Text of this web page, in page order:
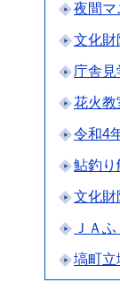
夜間
文化財
庁舎見
花火教
令和4
鮎釣
文化財
ＪＡ
塙町立